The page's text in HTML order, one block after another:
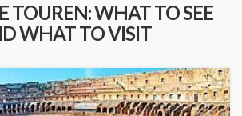
TOUREN: WHAT TO SEE
WHAT TO VISIT